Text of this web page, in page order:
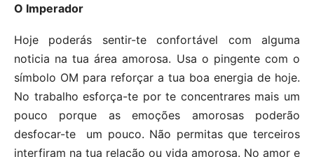
O Imperador
Hoje poderás sentir-te confortável com alguma
noticia na tua área amorosa. Usa o pingente com o
símbolo OM para reforçar a tua boa energia de hoje.
No trabalho esforça-te por te concentrares mais um
pouco porque as emoções amorosas poderão
desfocar-te um pouco. Não permitas que terceiros
interfiram na tua relação ou vida amorosa. No amor e